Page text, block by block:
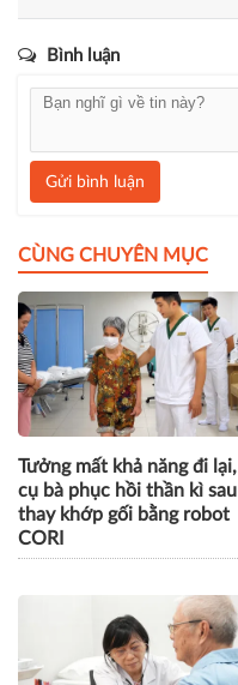
Bình luận
Gửi bình luận
CÙNG CHUYÊN MỤC
Tưởng mất khả năng đi lại,
cụ bà phục hồi thần kì sau
thay khớp gối bằng robot
CORI